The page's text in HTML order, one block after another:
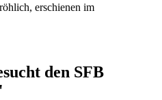
erschienen im
den SFB